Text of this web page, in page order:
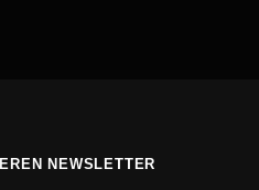
NEWSLETTER